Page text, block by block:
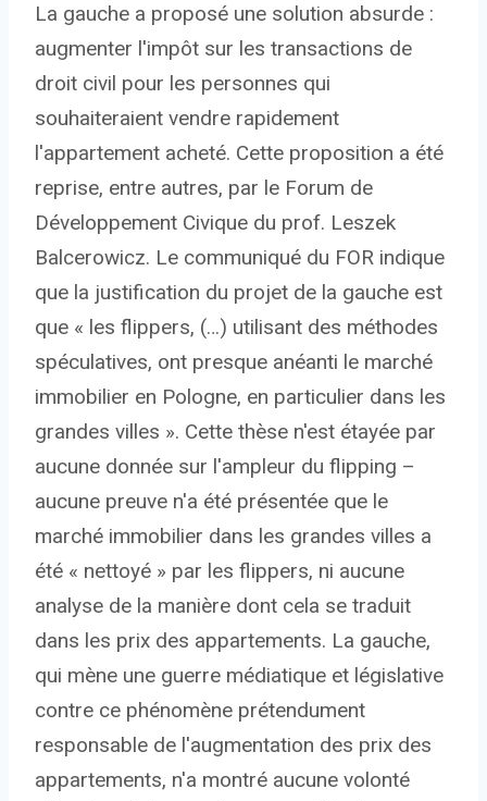
La gauche a proposé une solution absurde :
augmenter l'impôt sur les transactions de
droit civil pour les personnes qui
souhaiteraient vendre rapidement
l'appartement acheté. Cette proposition a été
reprise, entre autres, par le Forum de
Développement Civique du prof. Leszek
Balcerowicz. Le communiqué du FOR indique
que la justification du projet de la gauche est
que « les flippers, (…) utilisant des méthodes
spéculatives, ont presque anéanti le marché
immobilier en Pologne, en particulier dans les
grandes villes ». Cette thèse n'est étayée par
aucune donnée sur l'ampleur du flipping –
aucune preuve n'a été présentée que le
marché immobilier dans les grandes villes a
été « nettoyé » par les flippers, ni aucune
analyse de la manière dont cela se traduit
dans les prix des appartements. La gauche,
qui mène une guerre médiatique et législative
contre ce phénomène prétendument
responsable de l'augmentation des prix des
appartements, n'a montré aucune volonté